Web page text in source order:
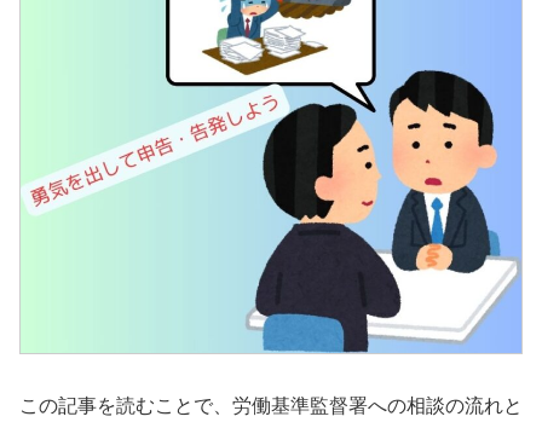
この記事を読むことで、労働基準監督署への相談の流れと